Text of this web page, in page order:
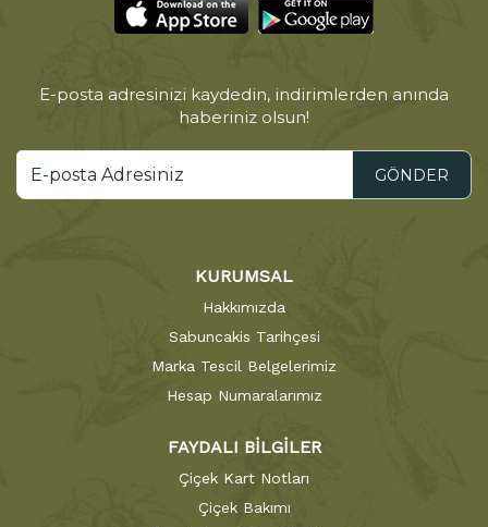
E-posta adresinizi kaydedin, indirimlerden anında
haberiniz olsun!
GÖNDER
KURUMSAL
Hakkımızda
Sabuncakis Tarihçesi
Marka Tescil Belgelerimiz
Hesap Numaralarımız
FAYDALI BİLGİLER
Çiçek Kart Notları
Çiçek Bakımı